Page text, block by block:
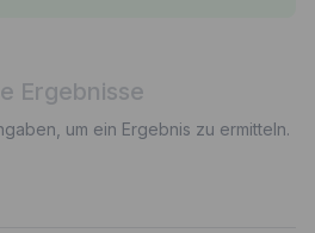
Ergebnisse
um ein Ergebnis zu ermitteln.